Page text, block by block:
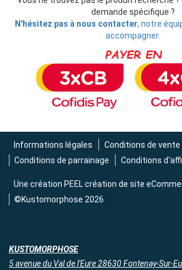
demande spécifique ?
N'hésitez pas à nous contacter, notre
accompagner.
Informations légales
Conditions de vente
Conditions de parrainage
Conditions
Une création PEEL création de site
©Kustomorphose 2026
KUSTOMORPHOSE
5 avenue du Val de l'Eure 28630 Fontenay-Sur-